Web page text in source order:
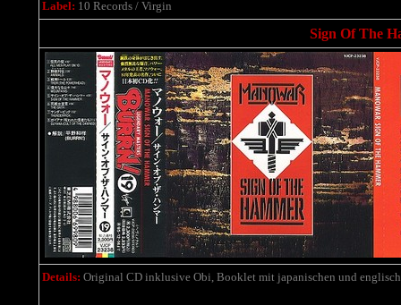
Label: 10 Records / Virgin
Sign Of The
Details: Original CD inklusive Obi, Booklet mit japanischen und